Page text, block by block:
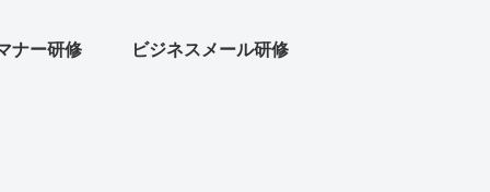
ナー研修 ビジネスメール研修